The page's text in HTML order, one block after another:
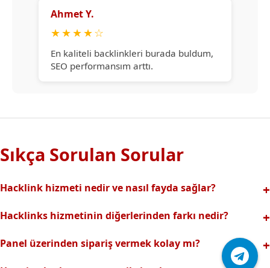
Ahmet Y.
★★★★☆
En kaliteli backlinkleri burada buldum,
SEO performansım arttı.
Sıkça Sorulan Sorular
Hacklink hizmeti nedir ve nasıl fayda sağlar?
backlinklerle sitenizin arama motorlarındaki
sıralamalarınız hızlıca yükselir.
Hacklinks hizmetinin diğerlerinden farkı nedir?
riski olmadan, en kaliteli ve etkili backlinkler sunuyoruz.
Profesyonel ekibimizle hızlı destek sağlanır.Ayrıca Daha
Panel üzerinden sipariş vermek kolay mı?
Hacklinks paneli kullanıcı dostu arayüzüyle kolayca sipariş